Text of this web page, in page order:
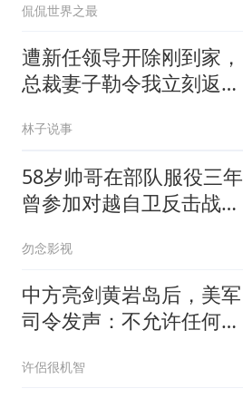
雷”
侃侃世界之最
遭新任领导开除刚到家，
总裁妻子勒令我立刻返
林子说事
58岁帅哥在部队服役三年
曾参加对越自卫反击战讲
勿念影视
中方亮剑黄岩岛后，美军
司令发声：不允许任何国
许侶很机智